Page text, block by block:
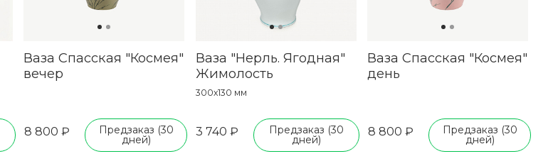
Ваза Спасская "Космея"
вечер
8 800 ₽ Предзаказ (30
дней)
Ваза "Нерль. Ягодная"
Жимолость
300х130 мм
3 740 ₽ Предзаказ (30
дней)
Ваза Спасская "Космея"
день
8 800 ₽ Предзаказ (30
дней)